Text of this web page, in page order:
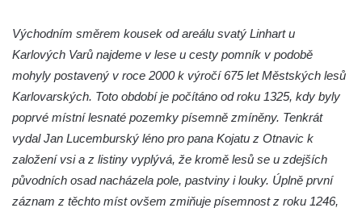
Socha Medvěd jeskynní v ZOO Hluboká
Socha Mamutí lebka v ZOO Hluboká
Socha Mamut srstnatý v ZOO Hluboká
Socha Orel v ZOO Hluboká
Socha Vydry si hrají v ZOO Hluboká
Socha Přátelství v ZOO Hluboká
Socha Matka příroda v ZOO Hluboká
Východním směrem kousek od areálu svatý Linhart u
Karlových Varů najdeme v lese u cesty pomník v podobě
mohyly postavený v roce 2000 k výročí 675 let Městských lesů
Karlovarských. Toto období je počítáno od roku 1325, kdy byly
poprvé místní lesnaté pozemky písemně zmíněny. Tenkrát
vydal Jan Lucemburský léno pro pana Kojatu z Otnavic k
založení vsi a z listiny vyplývá, že kromě lesů se u zdejších
původních osad nacházela pole, pastviny i louky. Úplně první
záznam z těchto míst ovšem zmiňuje písemnost z roku 1246,